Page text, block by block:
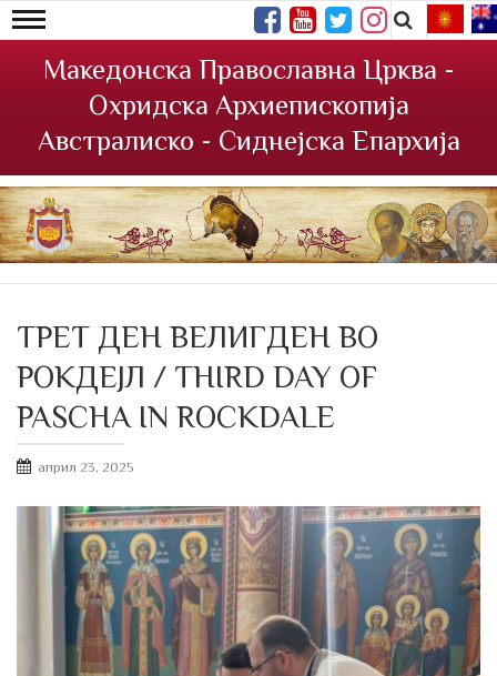
Македонска Православна Црква -
Охридска Архиепископија
Австралиско - Сиднејска Епархија
ТРЕТ ДЕН ВЕЛИГДЕН ВО
РОКДЕЈЛ / THIRD DAY OF
PASCHA IN ROCKDALE
Posted
април 23, 2025